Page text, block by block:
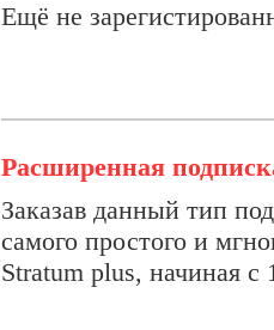
Ещё не
Расширенная
Заказав данный тип
самого простого и
Stratum plus, начиная с